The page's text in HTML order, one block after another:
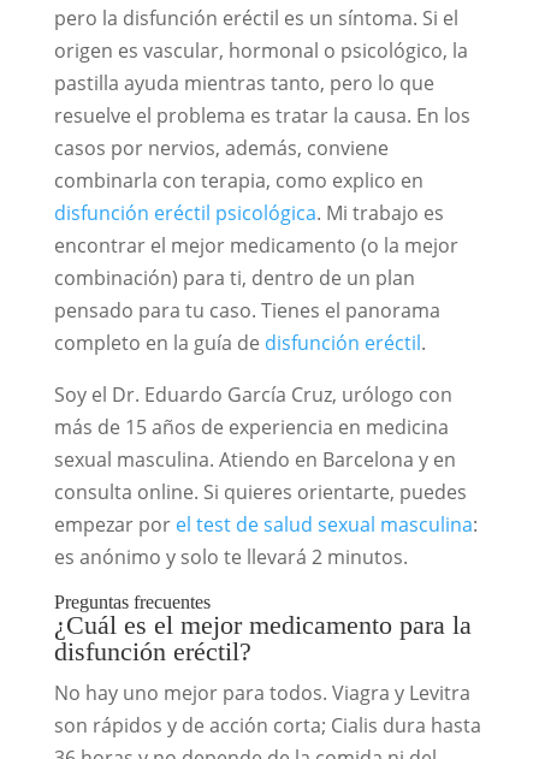
pero la disfunción eréctil es un síntoma. Si el
origen es vascular, hormonal o psicológico, la
pastilla ayuda mientras tanto, pero lo que
resuelve el problema es tratar la causa. En los
casos por nervios, además, conviene
combinarla con terapia, como explico en
disfunción eréctil psicológica. Mi trabajo es
encontrar el mejor medicamento (o la mejor
combinación) para ti, dentro de un plan
pensado para tu caso. Tienes el panorama
completo en la guía de disfunción eréctil.
Soy el Dr. Eduardo García Cruz, urólogo con
más de 15 años de experiencia en medicina
sexual masculina. Atiendo en Barcelona y en
consulta online. Si quieres orientarte, puedes
empezar por el test de salud sexual masculina:
es anónimo y solo te llevará 2 minutos.
Preguntas frecuentes
¿Cuál es el mejor medicamento para la
disfunción eréctil?
No hay uno mejor para todos. Viagra y Levitra
son rápidos y de acción corta; Cialis dura hasta